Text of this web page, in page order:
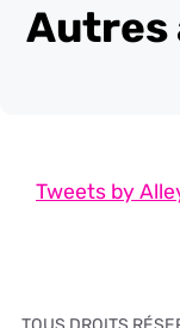
Tweets by